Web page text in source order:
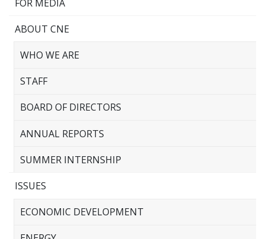
FOR MEDIA
ABOUT CNE
WHO WE ARE
STAFF
BOARD OF DIRECTORS
ANNUAL REPORTS
SUMMER INTERNSHIP
ISSUES
ECONOMIC DEVELOPMENT